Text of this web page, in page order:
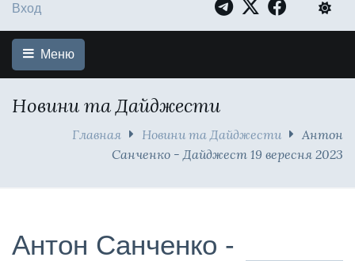
Вход
Меню
Новини та Дайджести
Главная Новини та Дайджести
Антон
Санченко - Дайджест 19 вересня 2023
Антон Санченко -